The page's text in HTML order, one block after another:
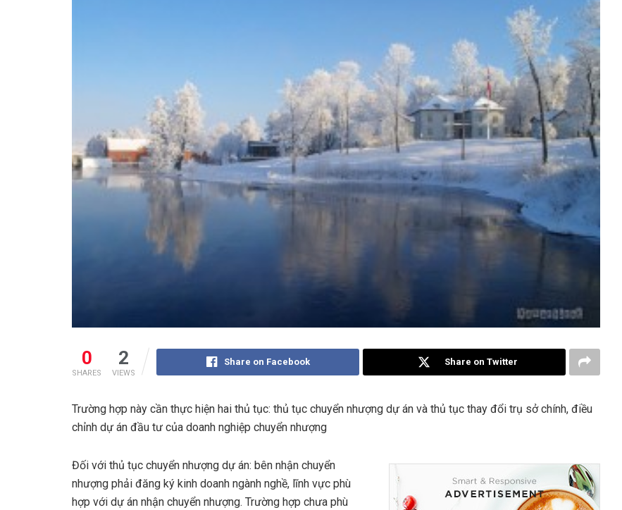
0
SHARES
2
VIEWS
Share on Facebook Share on Twitter
Trường hợp này cần thực hiện hai thủ tục: thủ tục chuyển nhượng dự án và thủ tục thay đổi trụ sở chính, điều
chỉnh dự án đầu tư của doanh nghiệp chuyển nhượng
Đối với thủ tục chuyển nhượng dự án: bên nhận chuyển
nhượng phải đăng ký kinh doanh ngành nghề, lĩnh vực phù
hợp với dự án nhận chuyển nhượng. Trường hợp chưa phù